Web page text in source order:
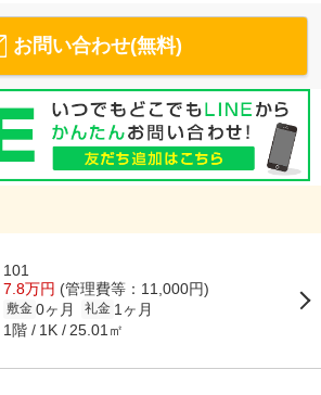
お問い合わせ(無料)
101
7.8万円 (管理費等：11,000円)
敷金 0ヶ月 礼金 1ヶ月
1階 1K 25.01㎡